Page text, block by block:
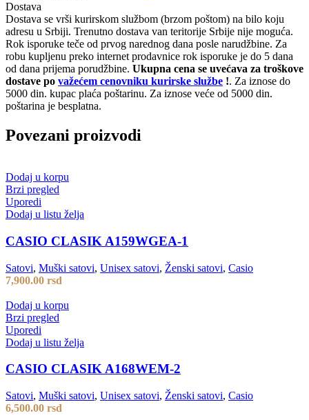
Dostava
Dostava se vrši kurirskom službom (brzom poštom) na bilo koju
adresu u Srbiji. Trenutno dostava van teritorije Srbije nije moguća.
Rok isporuke teče od prvog narednog dana posle narudžbine. Za
robu kupljenu preko internet prodavnice rok isporuke je do 5 dana
od dana prijema porudžbine. Ukupna cena se uvećava za troškove
dostave po važećem cenovniku kurirske službe !. Za iznose do
5000 din. kupac plaća poštarinu. Za iznose veće od 5000 din.
poštarina je besplatna.
Povezani proizvodi
Dodaj u korpu
Brzi pregled
Uporedi
Dodaj u listu želja
CASIO CLASIK A159WGEA-1
Satovi, Muški satovi, Unisex satovi, Ženski satovi, Casio
7,900.00 rsd
Dodaj u korpu
Brzi pregled
Uporedi
Dodaj u listu želja
CASIO CLASIK A168WEM-2
Satovi, Muški satovi, Unisex satovi, Ženski satovi, Casio
6,500.00 rsd